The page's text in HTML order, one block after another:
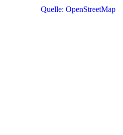
Quelle: OpenStreetMap